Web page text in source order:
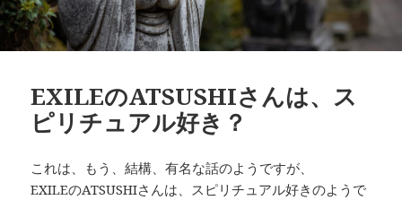
EXILEのATSUSHIさんは、ス
ピリチュアル好き？
これは、もう、結構、有名な話のようですが、
EXILEのATSUSHIさんは、スピリチュアル好きのようで